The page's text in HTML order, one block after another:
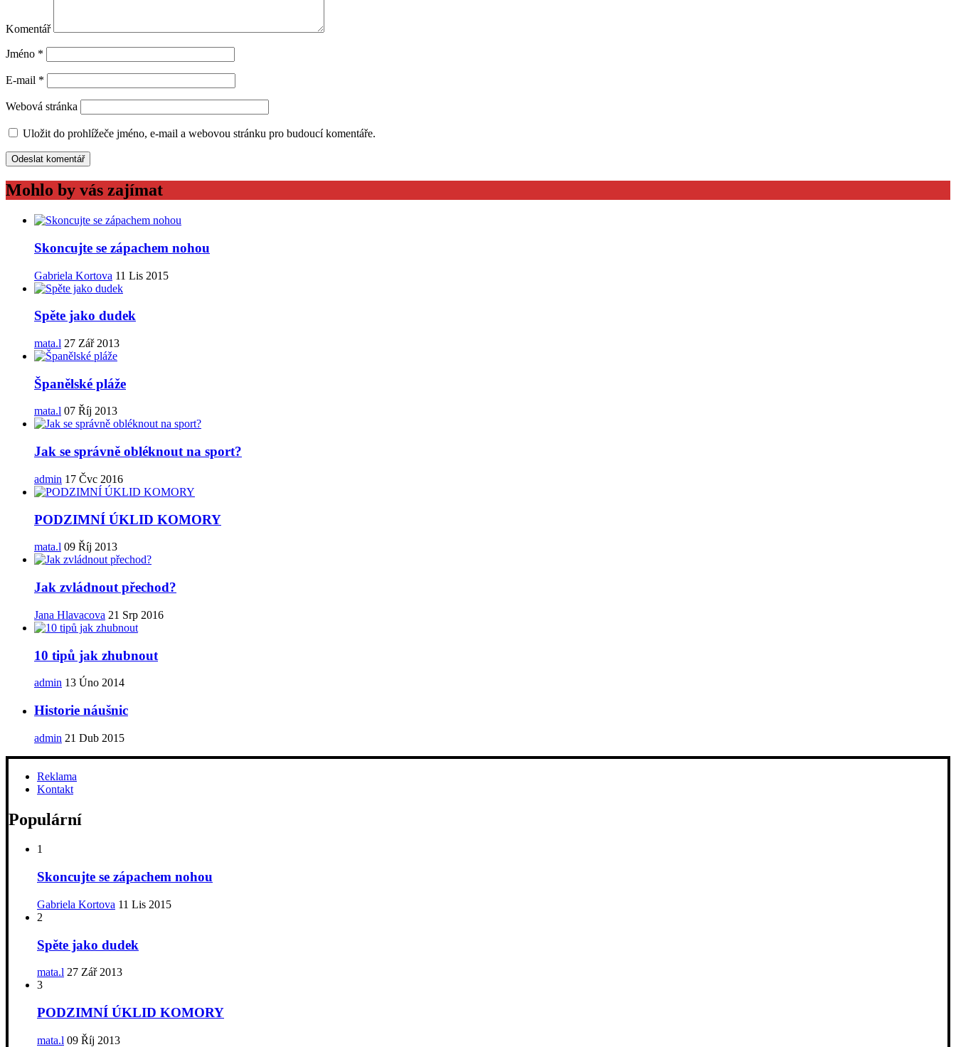
Komentář
Jméno *
E-mail *
Webová stránka
Uložit do prohlížeče jméno, e-mail a webovou stránku pro budoucí komentáře.
Mohlo by vás zajímat
Skoncujte se zápachem nohou
Gabriela Kortova 11 Lis 2015
Spěte jako dudek
mata.l 27 Zář 2013
Španělské pláže
mata.l 07 Říj 2013
Jak se správně obléknout na sport?
admin 17 Čvc 2016
PODZIMNÍ ÚKLID KOMORY
mata.l 09 Říj 2013
Jak zvládnout přechod?
Jana Hlavacova 21 Srp 2016
10 tipů jak zhubnout
admin 13 Úno 2014
Historie náušnic
admin 21 Dub 2015
Reklama
Kontakt
Populární
1
Skoncujte se zápachem nohou
Gabriela Kortova 11 Lis 2015
2
Spěte jako dudek
mata.l 27 Zář 2013
3
PODZIMNÍ ÚKLID KOMORY
mata.l 09 Říj 2013